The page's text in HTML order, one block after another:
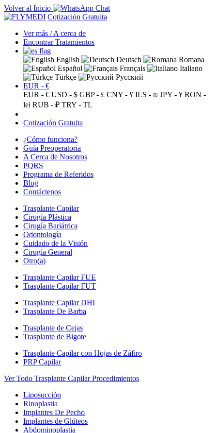
Volver al Inicio
Cotización Gratuita
Ver más / A cerca de
Encontrar Tratamientos
English Deutsch
Romana
Español
Français
Italiano
Türkçe
Русский
EUR - €
EUR - € USD - $ GBP - £ CNY - ¥ ILS - ₪ JPY - ¥ RON -
lei RUB - ₽ TRY - TL
Cotización Gratuita
¿Cómo funciona?
Guía Preoperatoria
A Cerca de Nosotros
PQRS
Programa de Referidos
Blog
Contáctenos
Trasplante Capilar
Cirugía Plástica
Cirugía Bariátrica
Odontología
Cuidado de la Visión
Cirugía General
Otro(a)
Trasplante Capilar FUE
Trasplante Capilar FUT
Trasplante Capilar DHI
Trasplante De Barba
Trasplante de Cejas
Trasplante de Bigote
Trasplante Capilar con Hojas de Záfiro
PRP Capilar
Ver Todo Trasplante Capilar Procedimientos
Liposucción
Rinoplastia
Implantes De Pecho
Implantes de Glúteos
Abdominoplastia